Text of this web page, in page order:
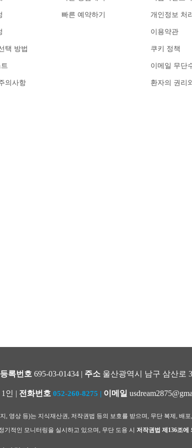
택 방법
의사항
빠른 예약하기 개인정보 처
이용약관
쿠키 정책
이메일 무단
환자의 권리
록번호 695-03-01434 | 주소울산광역시 남구 삼산로
인 | 전화번호 052-260-8275 | 이메일
, 영상 등)는 지식재산권, 저작권법 등의 보호를 받으며, 무단 복제, 배
기적인 모니터링을 실시하고 있으며, 무단 도용 시 저작권법 제136조에